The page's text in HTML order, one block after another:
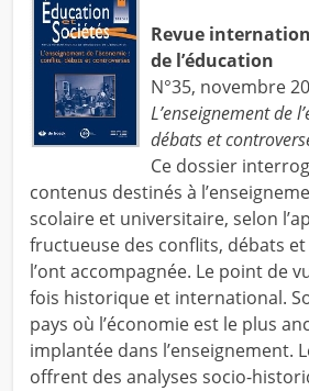
Revue
de l’éducation
N°35, novembre
L’enseignement de
débats et
Ce dossier
contenus destinés à
scolaire et universitaire, selon
fructueuse des conflits, débats
l’ont accompagnée. Le point de
fois historique et international.
pays où l’économie est le plus
implantée dans l’enseignement.
offrent des analyses socio-